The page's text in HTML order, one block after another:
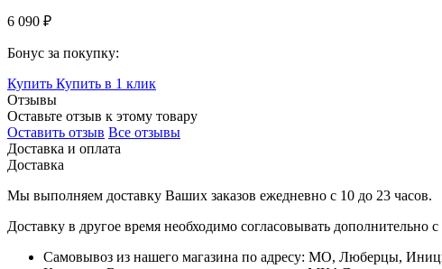
6 090 ₽
Бонус за покупку:
Купить Купить в 1 клик
Отзывы
Оставьте отзыв к этому товару
Оставить отзыв Все отзывы
Доставка и оплата
Доставка
Мы выполняем доставку Ваших заказов ежедневно с 10 до 23 часов.
Доставку в другое время необходимо согласовывать дополнительно
Самовывоз из нашего магазина по адресу: МО, Люберцы,